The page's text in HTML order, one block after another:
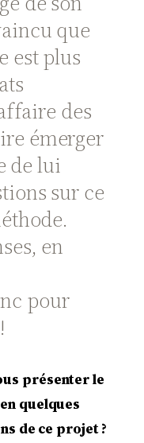
que
est plus
des
émerger
de lui
sur ce
en
pour
présenter le
quelques
de ce projet ?